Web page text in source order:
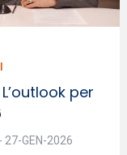
per
27-GEN-2026